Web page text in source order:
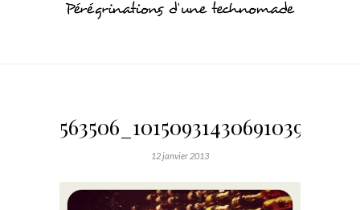
12 janvier 2013